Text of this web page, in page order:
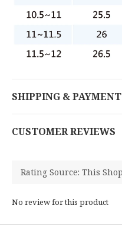
SHIPPING & PAYMENT
CUSTOMER REVIEWS
No review for this product